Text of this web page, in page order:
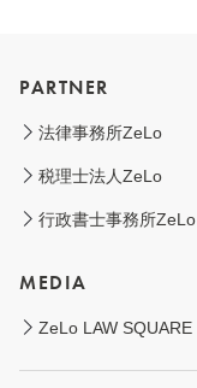
PARTNER
法律事務所ZeLo
税理士法人ZeLo
行政書士事務所ZeLo
MEDIA
ZeLo LAW SQUARE